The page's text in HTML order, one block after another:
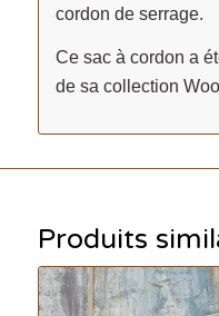
cordon de serrage.
Ce sac à cordon a
de sa collection
Produits